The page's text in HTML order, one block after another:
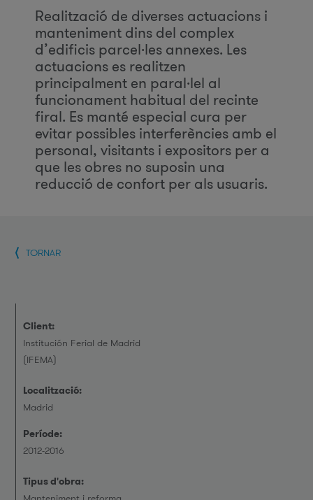
Realització de diverses actuacions i
manteniment dins del complex
d’edificis parcel·les annexes. Les
actuacions es realitzen
principalment en paral·lel al
funcionament habitual del recinte
firal. Es manté especial cura per
evitar possibles interferències amb el
personal, visitants i expositors per a
que les obres no suposin una
reducció de confort per als usuaris.
TORNAR
Client:
Institución Ferial de Madrid
(IFEMA)
Localització:
Madrid
Període:
2012-2016
Tipus d'obra: